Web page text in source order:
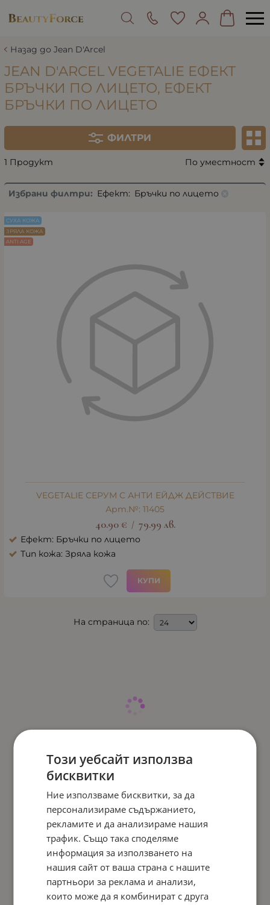
Назад до Jean D'Arcel
JEAN D'ARCEL VEGETALIE ЕФЕКТ
БРЪЧКИ ПО ЛИЦЕТО, ЕФЕКТ
БРЪЧКИ ПО ЛИЦЕТО
ФИЛТРИ
1 Продукт По уместност
Избрани филтри: Ефект: Бръчки по лицето
VEGETALIE СЕРУМ С АНТИ ЕЙДЖ ДЕЙСТВИЕ
Арт.№: 11405
40.90 € / 79.99 лв.
Ефект: Бръчки по лицето
Тип кожа: Зряла кожа
КУПИ
СУХА КОЖА
ЗРЯЛА КОЖА
ANTI AGE
На страница по:
Този уебсайт използва
бисквитки
Ние използваме бисквитки, за да
персонализираме съдържанието,
рекламите и да анализираме нашия
трафик. Също така споделяме
информация за използването на
нашия сайт от ваша страна с нашите
партньори за реклама и анализи,
които може да я комбинират с друга